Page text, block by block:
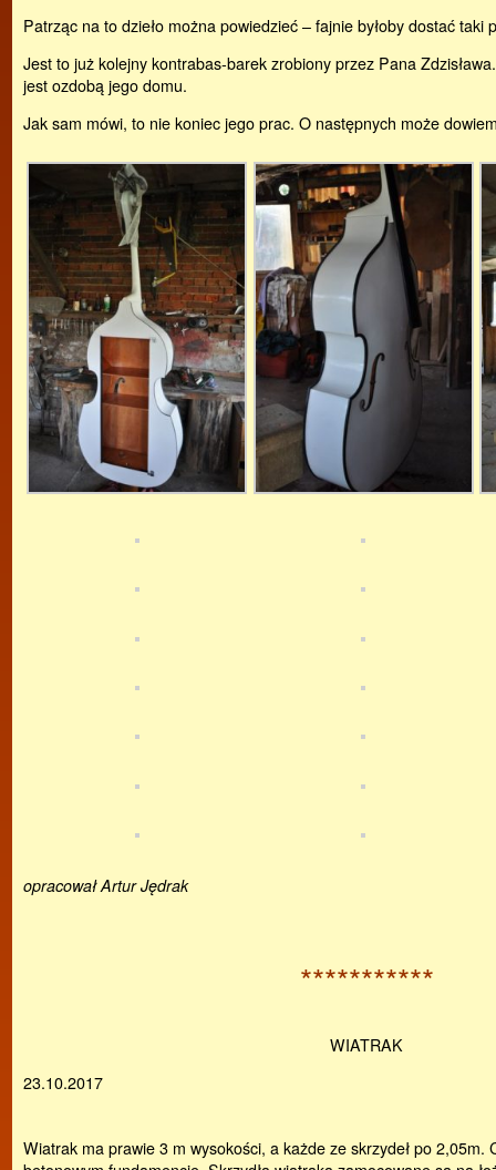
Patrząc na to dzieło można powiedzieć – fajnie byłoby dostać taki
Jest to już kolejny kontrabas-barek zrobiony przez Pana
jest ozdobą jego domu.
Jak sam mówi, to nie koniec jego prac. O następnych może
opracował Artur Jędrak
***********
WIATRAK
23.10.2017
Wiatrak ma prawie 3 m wysokości, a każde ze skrzydeł po 2,05m.